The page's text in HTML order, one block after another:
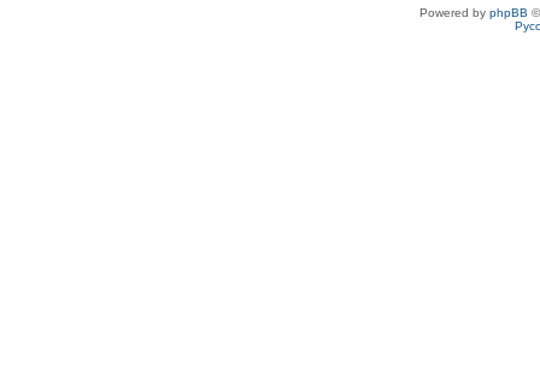
Powered by phpBB